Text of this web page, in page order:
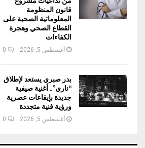
قانون المنظومة
المعلوماتية الصحية على
القطاع الصحي وهجرة
الكفاءات
أغسطس 5, 2026 0
بدر صبري يستعد لإطلاق
“ناري”.. أغنية صيفية
جديدة بإيقاعات عصرية
ورؤية فنية متجددة
أغسطس 5, 2026 0